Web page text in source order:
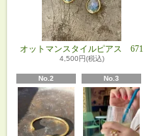
オットマンスタイルピアス 671
4,500円(税込)
No.2 No.3